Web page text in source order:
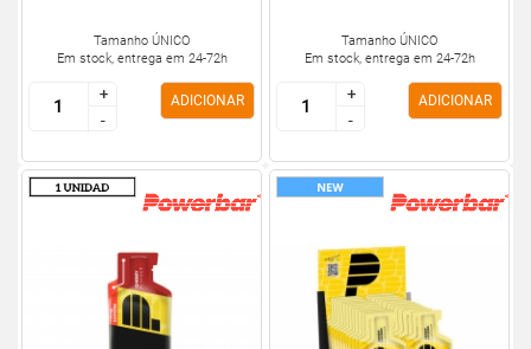
Tamanho ÚNICO
Em stock, entrega em 24-72h
+
-
+
-
ADICIONAR
Tamanho ÚNICO
Em stock, entrega em 24-72h
+
-
+
-
ADICIONAR